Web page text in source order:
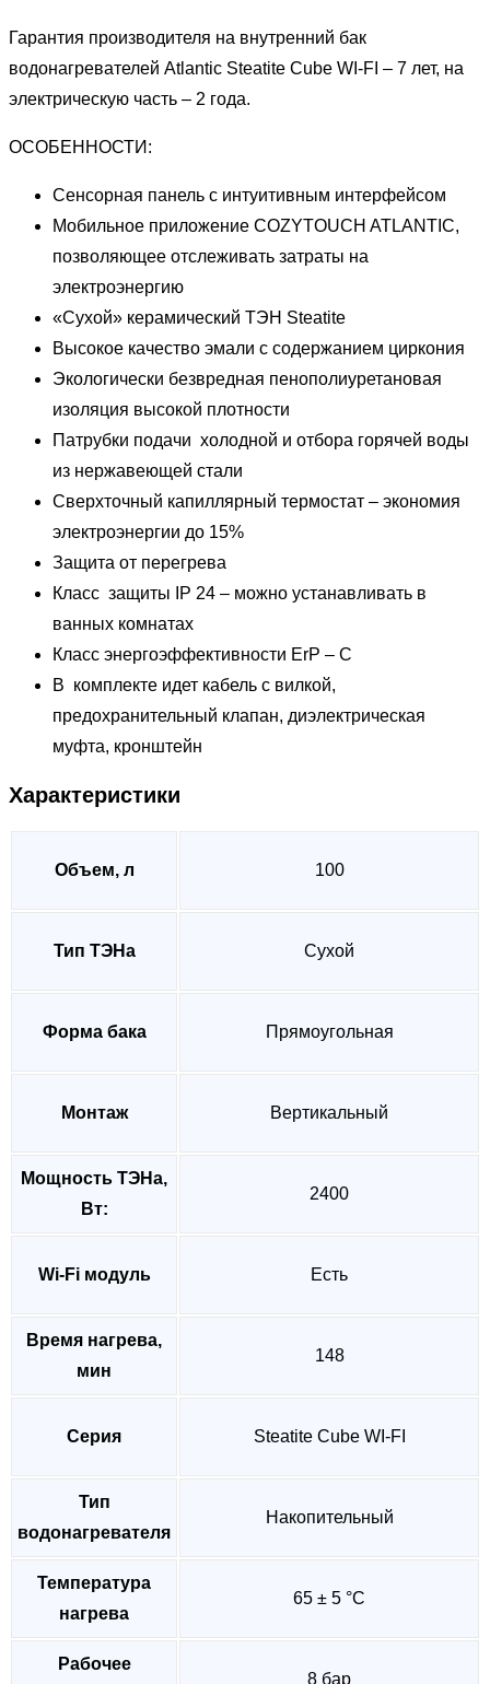
Гарантия производителя на внутренний бак
водонагревателей Atlantic Steatite Cube WI-FI – 7 лет, на
электрическую часть – 2 года.
ОСОБЕННОСТИ:
Сенсорная панель с интуитивным интерфейсом
Мобильное приложение COZYTOUCH ATLANTIC,
позволяющее отслеживать затраты на
электроэнергию
«Сухой» керамический ТЭН Steatite
Высокое качество эмали с содержанием циркония
Экологически безвредная пенополиуретановая
изоляция высокой плотности
Патрубки подачи холодной и отбора горячей воды
из нержавеющей стали
Сверхточный капиллярный термостат – экономия
электроэнергии до 15%
Защита от перегрева
Класс защиты IP 24 – можно устанавливать в
ванных комнатах
Класс энергоэффективности ErP – С
В комплекте идет кабель с вилкой,
предохранительный клапан, диэлектрическая
муфта, кронштейн
Характеристики
Объем, л 100
Тип ТЭНа Сухой
Форма бака Прямоугольная
Монтаж Вертикальный
Мощность ТЭНа,
Вт:
2400
Wi-Fi модуль Есть
Время нагрева,
мин
148
Серия Steatite Cube WI-FI
Тип
водонагревателя
Накопительный
Температура
нагрева
65 ± 5 °C
Рабочее
8 бар